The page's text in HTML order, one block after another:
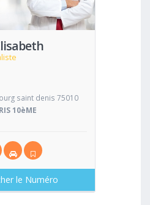
saint denis 75010
10èME
le Numéro